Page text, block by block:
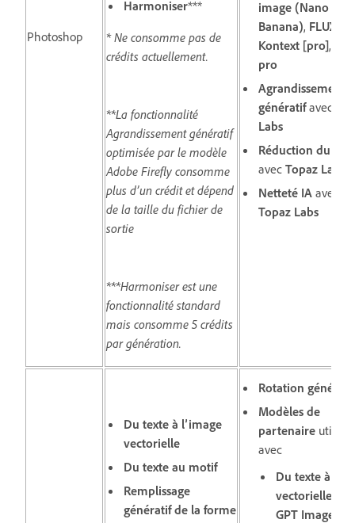
Photoshop
Harmoniser***
* Ne consomme pas de
crédits actuellement.
**La fonctionnalité
Agrandissement génératif
optimisée par le modèle
Adobe Firefly consomme
plus d’un crédit et dépend
de la taille du fichier de
sortie
***Harmoniser est une
fonctionnalité standard
mais consomme 5 crédits
par génération.
image (Nano
Banana), FLUX.1
Kontext [pro],
pro
Agrandissement
génératifavec
Labs
Réduction du
avec Topaz Labs
Netteté IA avec
Topaz Labs
Du texte à l’image
vectorielle
Du texte au motif
Remplissage
génératif de la forme
Rotation
Modèles de
partenaire utilisés
avec
Du texte à
vectorielle
GPT Image 4o